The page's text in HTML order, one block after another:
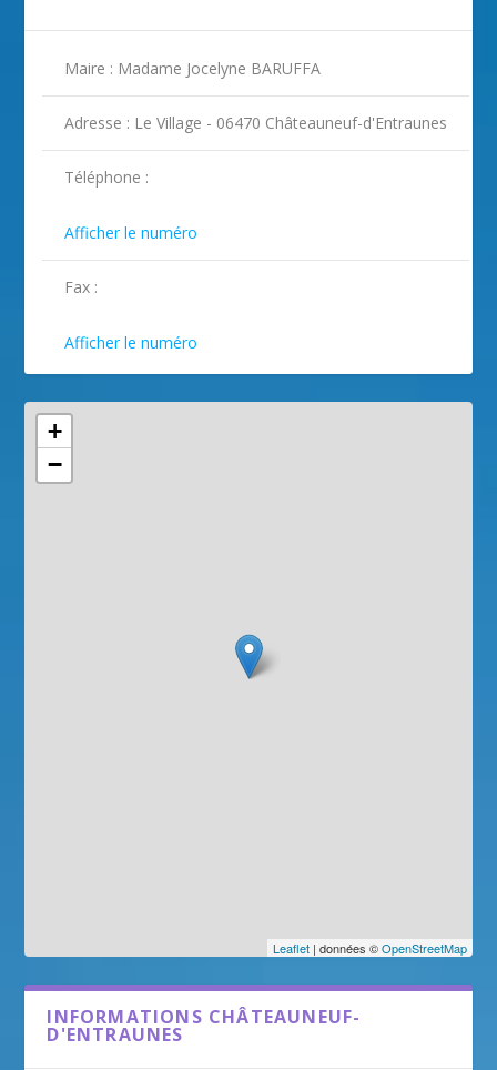
ILLUSTRATION CHÂTEAUNEUF-
D'ENTRAUNES ( 2 )
ILLUSTRATION CHÂTEAUNEUF-
D'ENTRAUNES ( 3 )
ILLUSTRATION CHÂTEAUNEUF-
D'ENTRAUNES ( 4 )
ILLUSTRATION CHÂTEAUNEUF-
D'ENTRAUNES ( 5 )
Maire : Madame Jocelyne BARUFFA
Adresse : Le Village - 06470 Châteauneuf-d'Entraunes
Téléphone :
Afficher le numéro
Fax :
Afficher le numéro
+
−
Leaflet| données ©OpenStreetMap
INFORMATIONS CHÂTEAUNEUF-
D'ENTRAUNES